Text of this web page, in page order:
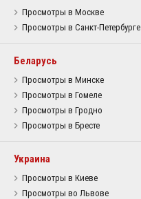
Просмотры в Москве
Просмотры в Санкт-Петербурге
Беларусь
Просмотры в Минске
Просмотры в Гомеле
Просмотры в Гродно
Просмотры в Бресте
Украина
Просмотры в Киеве
Просмотры во Львове